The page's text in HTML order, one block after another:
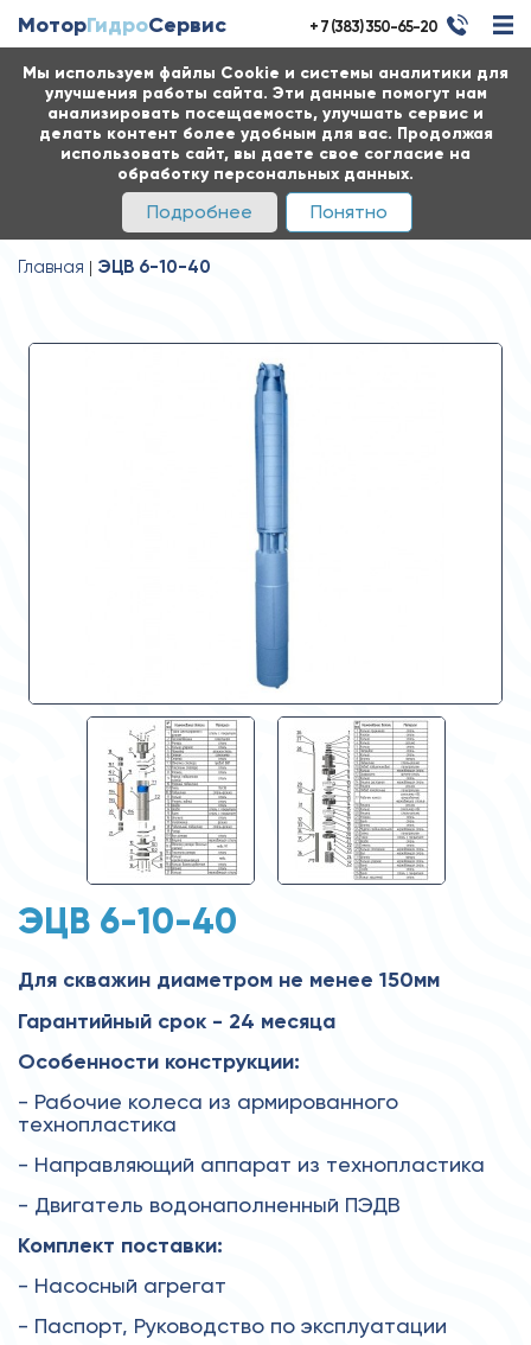
Мы используем файлы Cookie и системы аналитики для
улучшения работы сайта. Эти данные помогут нам
анализировать посещаемость, улучшать сервис и
делать контент более удобным для вас. Продолжая
использовать сайт, вы даете свое согласие на
обработку персональных данных.
Подробнее Понятно
МоторГидроСервис + 7 (383) 350-65-20
Главная ЭЦВ 6-10-40
ЭЦВ 6-10-40
Для скважин диаметром не менее 150мм
Гарантийный срок - 24 месяца
Особенности конструкции:
- Рабочие колеса из армированного
технопластика
- Направляющий аппарат из технопластика
- Двигатель водонаполненный ПЭДВ
Комплект поставки:
- Насосный агрегат
- Паспорт, Руководство по эксплуатации